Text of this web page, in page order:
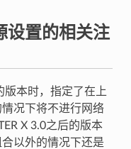
设置的相关注
版本时，指定了在上
况下将不进行网络
X 3.0之后的版本
以外的情况下还是